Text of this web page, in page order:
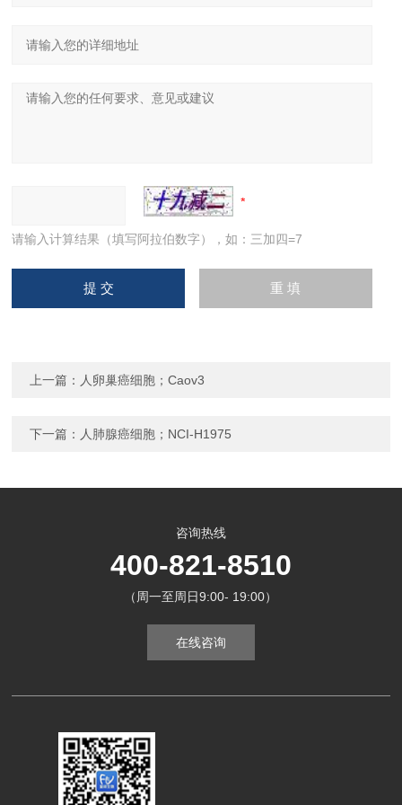
请输入计算结果（填写阿拉伯数字），如：三加四=7
上一篇： 人卵巢癌细胞；Caov3
下一篇： 人肺腺癌细胞；NCI-H1975
咨询热线
400-821-8510
（周一至周日9:00- 19:00）
在线咨询